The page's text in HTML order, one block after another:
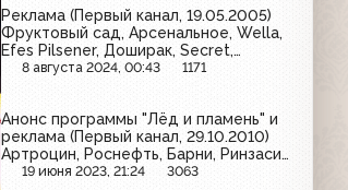
Реклама (Первый канал, 19.05.2005)
Фруктовый сад, Арсенальное, Wella,
Efes Pilsener, Доширак, Secret,
Foster's, Head&Shoulders, Невское,
Seltzer
8 августа 2024, 00:43 1171
Анонс программы "Лёд и пламень" и
реклама (Первый канал, 29.10.2010)
Артроцин, Роснефть, Барни, Ринзасип,
Л'Этуаль, Хилак форте, Skoda,
19 июня 2023, 21:24 3063